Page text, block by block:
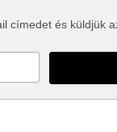
címedet és küldjük